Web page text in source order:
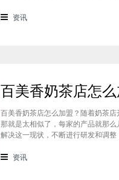
年经验，总结了以下几个原因。没有
资讯
百美香奶茶店怎么加盟？随着奶茶
那就是太相似了，每家的产品就那
解决这一现状，不断进行研发和调
我也做过另一家的奶茶店，在这里就
资讯